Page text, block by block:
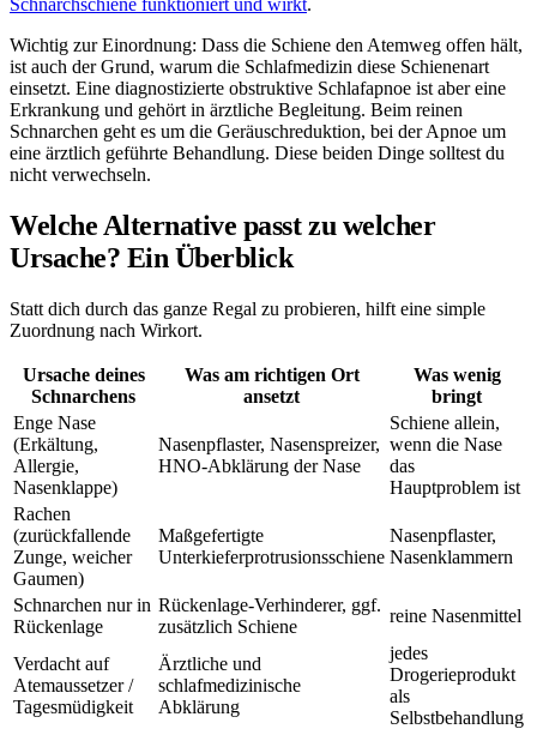
Schnarchschiene funktioniert und wirkt.
Wichtig zur Einordnung: Dass die Schiene den Atemweg offen hält,
ist auch der Grund, warum die Schlafmedizin diese Schienenart
einsetzt. Eine diagnostizierte obstruktive Schlafapnoe ist aber eine
Erkrankung und gehört in ärztliche Begleitung. Beim reinen
Schnarchen geht es um die Geräuschreduktion, bei der Apnoe um
eine ärztlich geführte Behandlung. Diese beiden Dinge solltest du
nicht verwechseln.
Welche Alternative passt zu welcher
Ursache? Ein Überblick
Statt dich durch das ganze Regal zu probieren, hilft eine simple
Zuordnung nach Wirkort.
Ursache deines
Schnarchens
Was am richtigen Ort
ansetzt
Was wenig
bringt
Enge Nase
(Erkältung,
Allergie,
Nasenklappe)
Nasenpflaster, Nasenspreizer,
HNO-Abklärung der Nase
Schiene allein,
wenn die Nase
das
Hauptproblem ist
Rachen
(zurückfallende
Zunge, weicher
Gaumen)
Maßgefertigte
Unterkieferprotrusionsschiene
Nasenpflaster,
Nasenklammern
Schnarchen nur in
Rückenlage
Rückenlage-Verhinderer, ggf.
zusätzlich Schiene
reine Nasenmittel
Verdacht auf
Atemaussetzer /
Tagesmüdigkeit
Ärztliche und
schlafmedizinische
Abklärung
jedes
Drogerieprodukt
als
Selbstbehandlung